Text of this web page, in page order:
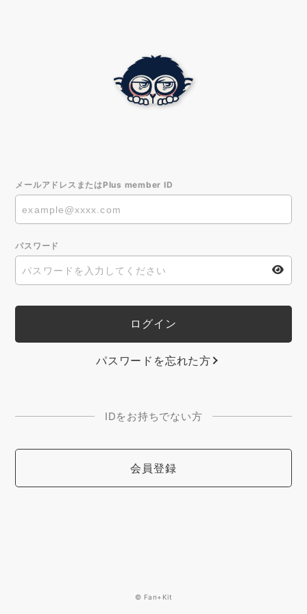
メールアドレスまたはPlus member ID
パスワード
パスワードを忘れた方
IDをお持ちでない方
会員登録
© Fan+Kit